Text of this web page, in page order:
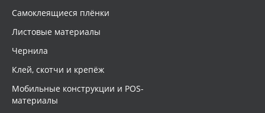
Самоклеящиеся плёнки
Листовые материалы
Чернила
Клей, скотчи и крепёж
Мобильные конструкции и POS-
материалы